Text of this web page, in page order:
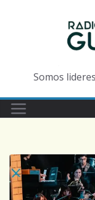
Somos